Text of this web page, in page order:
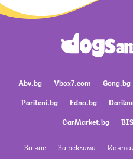
Abv.bg Vbox7.com Gong.bg
Pariteni.bg
Edna.bg
CarMarket.bg
За нас За реклама